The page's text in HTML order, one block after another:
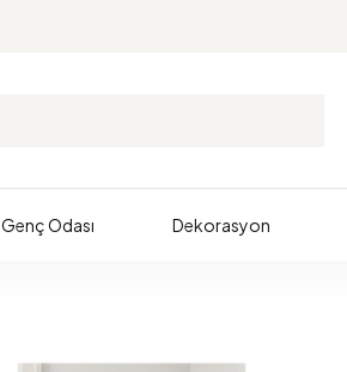
Genç Odası Dekorasyon